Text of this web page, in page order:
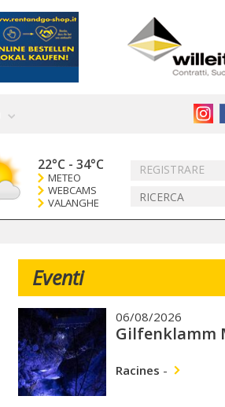
REGISTRARE
22°C - 34°C
METEO
WEBCAMS
VALANGHE
Eventi
06/08/2026
Gilfenklamm
Racines -